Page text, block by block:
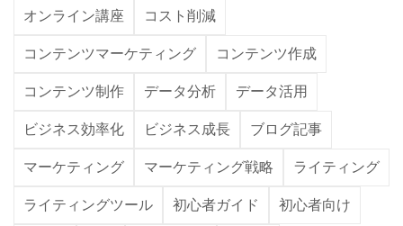
オンライン講座 コスト削減
コンテンツマーケティング コンテンツ作成
コンテンツ制作 データ分析 データ活用
ビジネス効率化 ビジネス成長 ブログ記事
マーケティング マーケティング戦略 ライティング
ライティングツール 初心者ガイド 初心者向け